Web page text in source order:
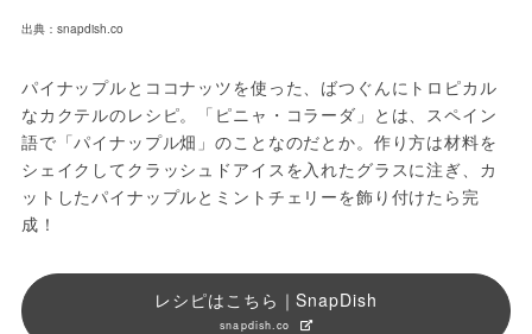
出典：snapdish.co
パイナップルとココナッツを使った、ばつぐんにトロピカル
なカクテルのレシピ。「ピニャ・コラーダ」とは、スペイン
語で「パイナップル畑」のことなのだとか。作り方は材料を
シェイクしてクラッシュドアイスを入れたグラスに注ぎ、カ
ットしたパイナップルとミントチェリーを飾り付けたら完
成！
レシピはこちら｜SnapDish
snapdish.co